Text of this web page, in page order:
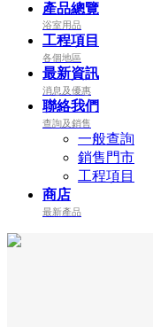
產品總覽
浴室用品
工程項目
各個地區
最新資訊
消息及優惠
聯絡我們
查詢及銷售
一般查詢
銷售門市
工程項目
商店
最新產品